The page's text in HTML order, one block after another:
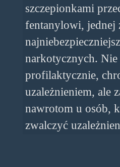
szczepionkami
fentanylowi, jednej
narkotycznych. Nie
profilaktycznie,
uzależnieniem, ale
nawrotom u osób,
zwalczyć